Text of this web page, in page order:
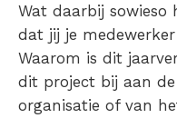
Wat daarbij sowieso
dat jij je
Waarom is dit
dit project bij aan
organisatie of van